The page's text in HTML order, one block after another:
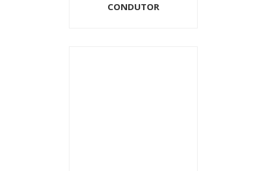
CONDUTOR